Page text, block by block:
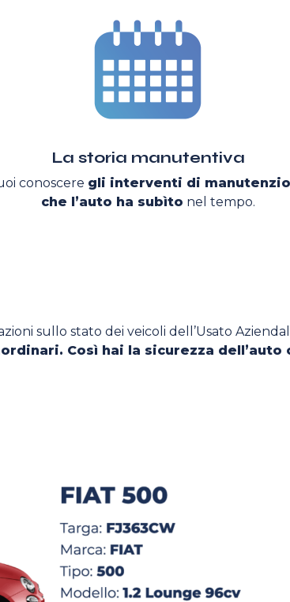
La storia manutentiva
conoscere gli interventi di
che l’auto ha subìto nel tempo.
sullo stato dei veicoli dell’Usato
Così hai la sicurezza dell’auto